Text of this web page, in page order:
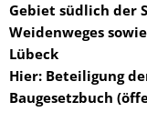
Gebiet südlich der
Weidenweges
Lübeck
Hier: Beteiligung
Baugesetzbuch